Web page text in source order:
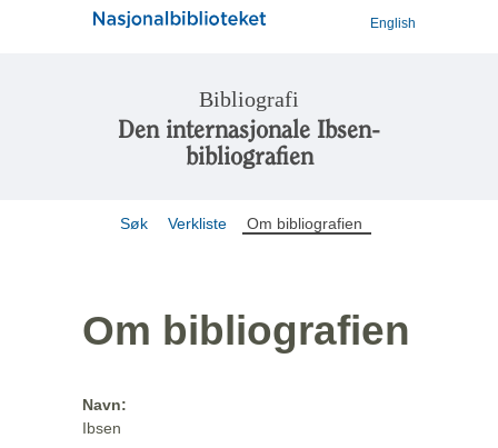
English
Bibliografi
Den internasjonale Ibsen-
bibliografien
Søk Verkliste Om bibliografien
Om bibliografien
Navn:
Ibsen